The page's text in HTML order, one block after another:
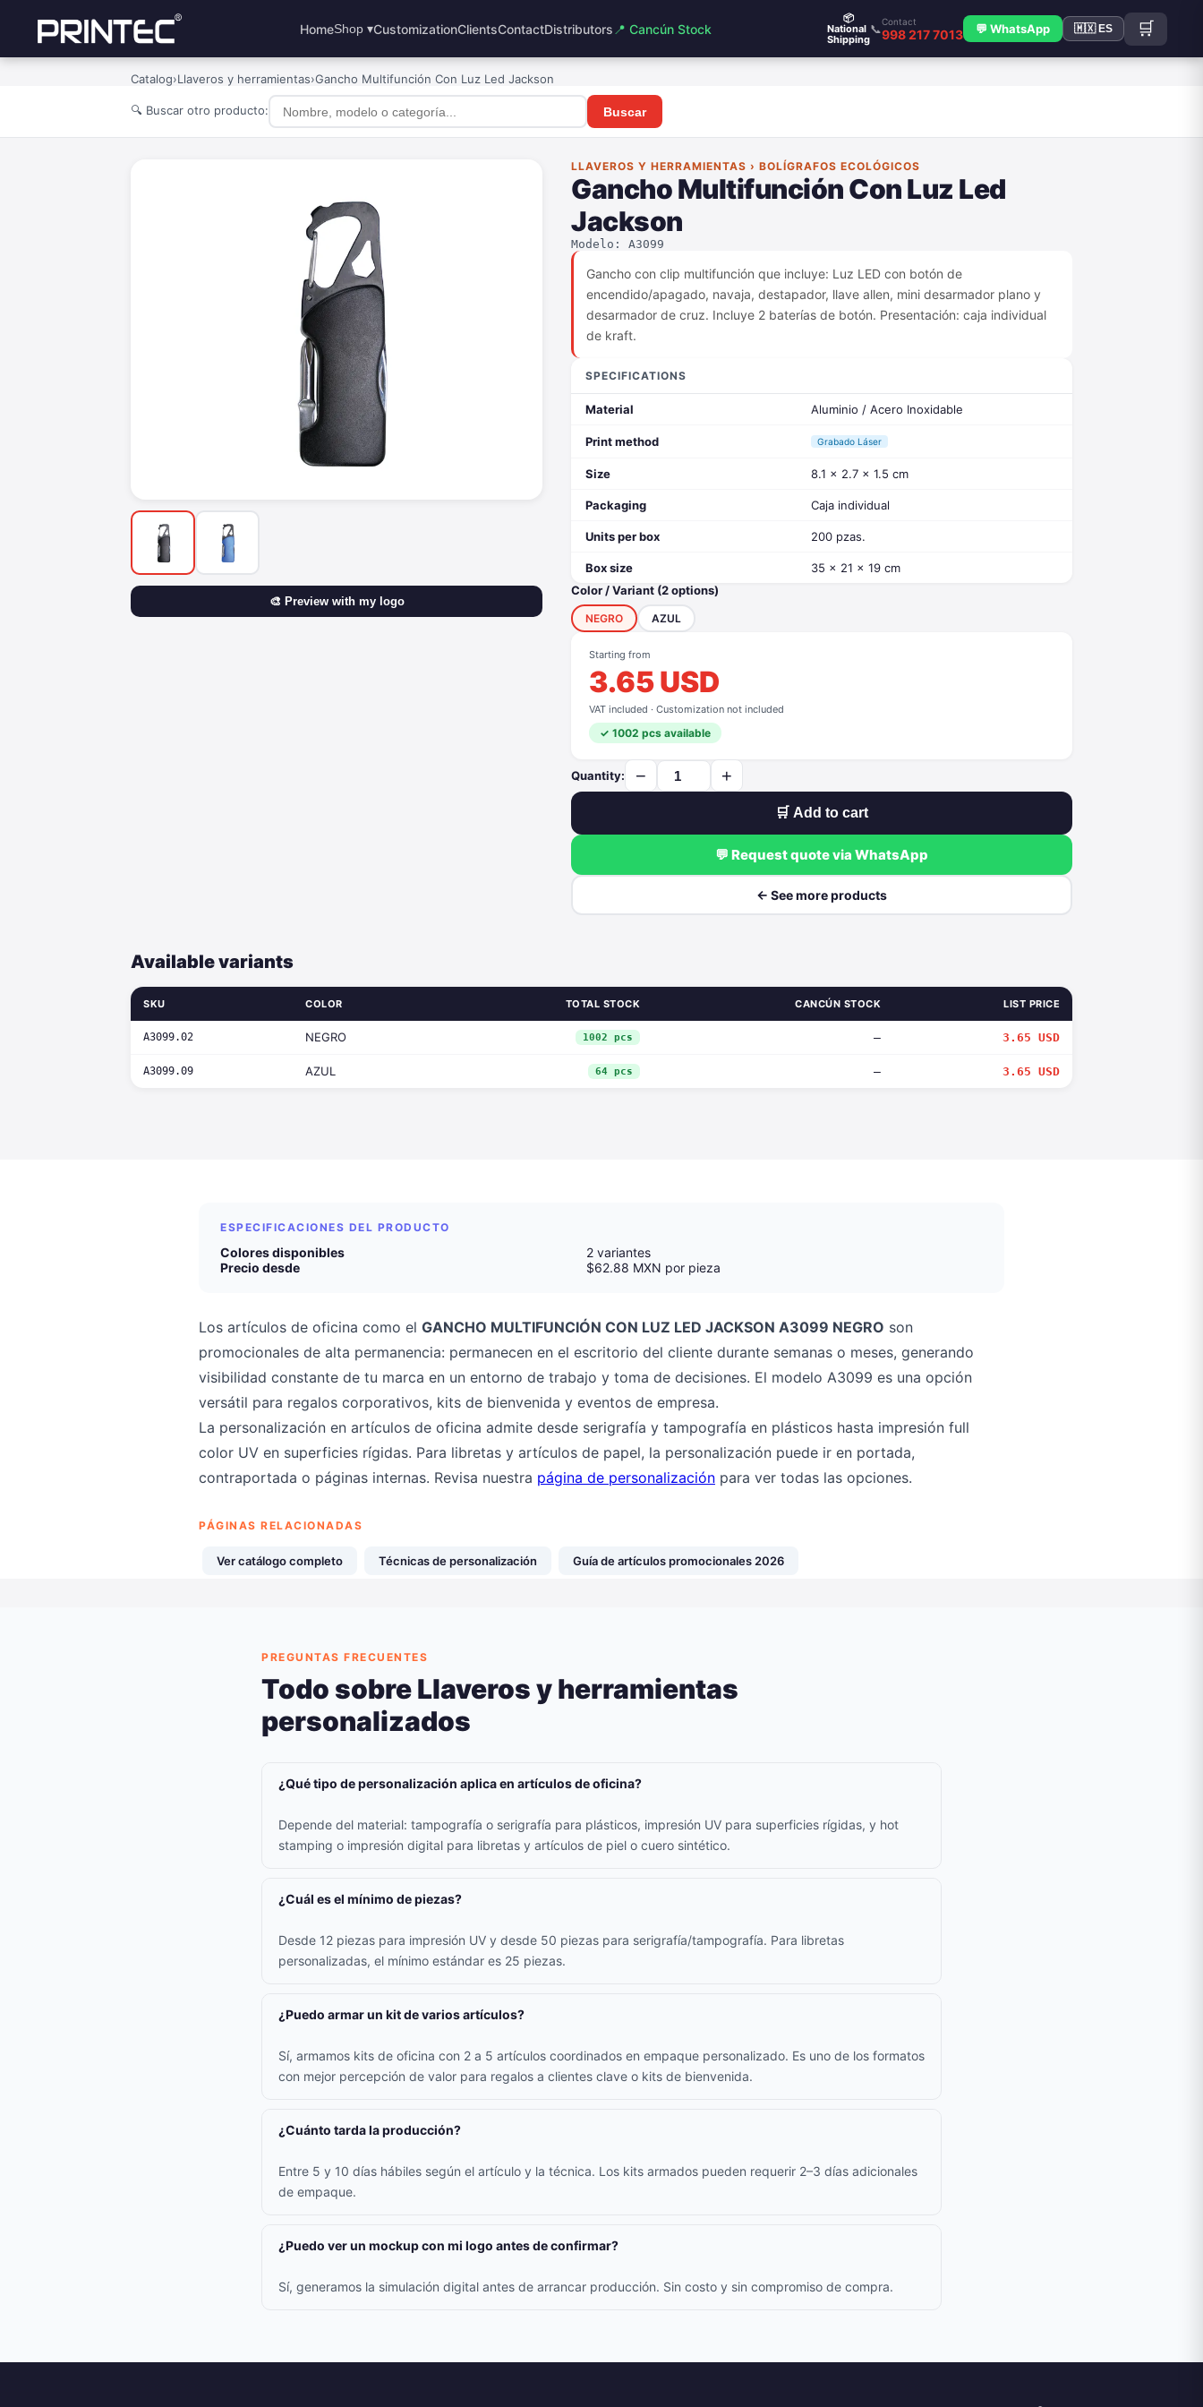
HomeShop ▾CustomizationClientsContactDistributors 📍 Cancún Stock
📦
National
Shipping
📞
Contact
998 217 7013 💬 WhatsApp 🇲🇽 ES 🛒
Catalog›Llaveros y herramientas›Gancho Multifunción Con Luz Led Jackson
🔍 Buscar otro producto: Buscar
🎨 Preview with my logo
LLAVEROS Y HERRAMIENTAS › BOLÍGRAFOS ECOLÓGICOS
Gancho Multifunción Con Luz Led
Jackson
Modelo: A3099
Gancho con clip multifunción que incluye: Luz LED con botón de
encendido/apagado, navaja, destapador, llave allen, mini desarmador plano y
desarmador de cruz. Incluye 2 baterías de botón. Presentación: caja individual
de kraft.
SPECIFICATIONS
Material Aluminio / Acero Inoxidable
Print method Grabado Láser
Size 8.1 x 2.7 x 1.5 cm
Packaging Caja individual
Units per box 200 pzas.
Box size
35 x 21 x 19 cm
Color / Variant (2 options)
NEGRO AZUL
Starting from
3.65 USD
VAT included · Customization not included
✓ 1002 pcs available
Quantity: − +
🛒 Add to cart
💬 Request quote via WhatsApp
← See more products
Available variants
SKU COLOR TOTAL STOCK CANCÚN STOCK LIST PRICE
A3099.02 NEGRO 1002 pcs — 3.65 USD
A3099.09 AZUL 64 pcs — 3.65 USD
ESPECIFICACIONES DEL PRODUCTO
Colores disponibles
2 variantes
Precio desde
$62.88 MXN por pieza
Los artículos de oficina como el GANCHO MULTIFUNCIÓN CON LUZ LED JACKSON A3099 NEGRO son
promocionales de alta permanencia: permanecen en el escritorio del cliente durante semanas o meses, generando
visibilidad constante de tu marca en un entorno de trabajo y toma de decisiones. El modelo A3099 es una opción
versátil para regalos corporativos, kits de bienvenida y eventos de empresa.
La personalización en artículos de oficina admite desde serigrafía y tampografía en plásticos hasta impresión full
color UV en superficies rígidas. Para libretas y artículos de papel, la personalización puede ir en portada,
contraportada o páginas internas. Revisa nuestra página de personalización para ver todas las opciones.
PÁGINAS RELACIONADAS
Ver catálogo completo Técnicas de personalización Guía de artículos promocionales 2026
PREGUNTAS FRECUENTES
Todo sobre Llaveros y herramientas
personalizados
¿Qué tipo de personalización aplica en artículos de oficina?
Depende del material: tampografía o serigrafía para plásticos, impresión UV para superficies rígidas, y hot
stamping o impresión digital para libretas y artículos de piel o cuero sintético.
¿Cuál es el mínimo de piezas?
Desde 12 piezas para impresión UV y desde 50 piezas para serigrafía/tampografía. Para libretas
personalizadas, el mínimo estándar es 25 piezas.
¿Puedo armar un kit de varios artículos?
Sí, armamos kits de oficina con 2 a 5 artículos coordinados en empaque personalizado. Es uno de los formatos
con mejor percepción de valor para regalos a clientes clave o kits de bienvenida.
¿Cuánto tarda la producción?
Entre 5 y 10 días hábiles según el artículo y la técnica. Los kits armados pueden requerir 2–3 días adicionales
de empaque.
¿Puedo ver un mockup con mi logo antes de confirmar?
Sí, generamos la simulación digital antes de arrancar producción. Sin costo y sin compromiso de compra.